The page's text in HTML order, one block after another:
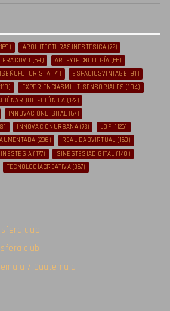
ARQUITECTURASINESTÉSICA(72)
(69) ARTEYTECNOLOGÍA (66)
(71) ESPACIOSVINTAGE (91)
EXPERIENCIASMULTISENSORIALES (104)
(123)
INNOVACIÓNDIGITAL (67)
INNOVACIÓNURBANA(73) LOFI (126)
(286) REALIDADVIRTUAL (160)
(177) SINESTESIADIGITAL (140)
TECNOLOGÍACREATIVA(367)
/ Guatemala